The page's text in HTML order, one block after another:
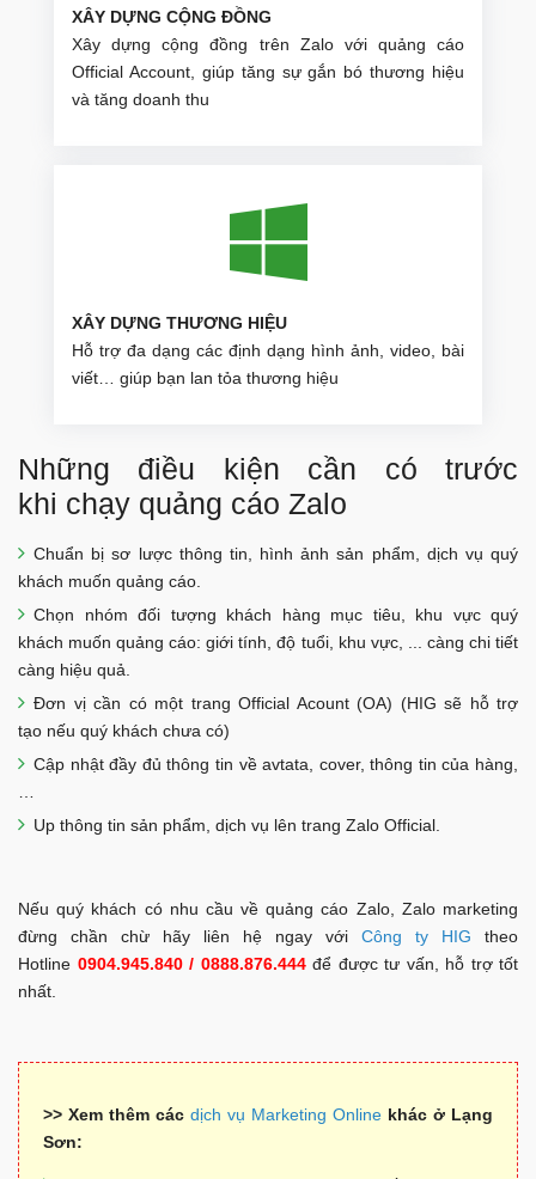
XÂY DỰNG CỘNG ĐỒNG
Xây dựng cộng đồng trên Zalo với quảng cáo
Official Account, giúp tăng sự gắn bó thương hiệu
và tăng doanh thu
XÂY DỰNG THƯƠNG HIỆU
Hỗ trợ đa dạng các định dạng hình ảnh, video, bài
viết… giúp bạn lan tỏa thương hiệu
Những điều kiện cần có trước
khi chạy quảng cáo Zalo
Chuẩn bị sơ lược thông tin, hình ảnh sản phẩm, dịch vụ quý
khách muốn quảng cáo.
Chọn nhóm đối tượng khách hàng mục tiêu, khu vực quý
khách muốn quảng cáo: giới tính, độ tuổi, khu vực, ... càng chi tiết
càng hiệu quả.
Đơn vị cần có một trang Official Acount (OA) (HIG sẽ hỗ trợ
tạo nếu quý khách chưa có)
Cập nhật đầy đủ thông tin về avtata, cover, thông tin của hàng,
Up thông tin sản phẩm, dịch vụ lên trang Zalo Official.
Nếu quý khách có nhu cầu về quảng cáo Zalo, Zalo marketing
đừng chần chừ hãy liên hệ ngay với Công ty HIG theo
Hotline 0904.945.840 / 0888.876.444để được tư vấn, hỗ trợ tốt
nhất.
>> Xem thêm các dịch vụ Marketing Online khác ở Lạng
Sơn: